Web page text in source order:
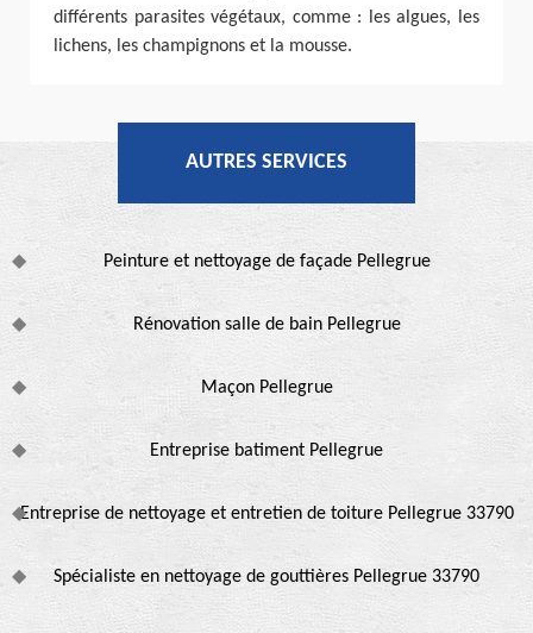
différents parasites végétaux, comme : les algues, les
lichens, les champignons et la mousse.
AUTRES SERVICES
Peinture et nettoyage de façade Pellegrue
Rénovation salle de bain Pellegrue
Maçon Pellegrue
Entreprise batiment Pellegrue
Entreprise de nettoyage et entretien de toiture Pellegrue 33790
Spécialiste en nettoyage de gouttières Pellegrue 33790